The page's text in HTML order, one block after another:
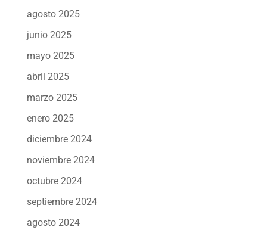
agosto 2025
junio 2025
mayo 2025
abril 2025
marzo 2025
enero 2025
diciembre 2024
noviembre 2024
octubre 2024
septiembre 2024
agosto 2024